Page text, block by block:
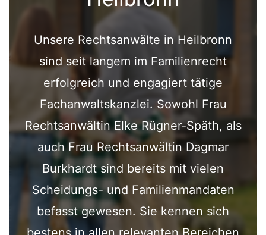
Unsere Rechtsanwälte in Heilbronn
sind seit langem im Familienrecht
erfolgreich und engagiert tätige
Fachanwaltskanzlei. Sowohl Frau
Rechtsanwältin Elke Rügner-Späth, als
auch Frau Rechtsanwältin Dagmar
Burkhardt sind bereits mit vielen
Scheidungs- und Familienmandaten
befasst gewesen. Sie kennen sich